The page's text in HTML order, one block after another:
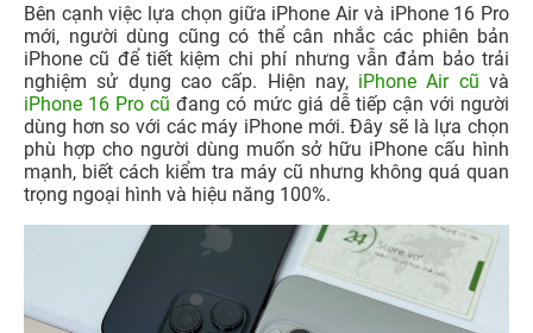
Bên cạnh việc lựa chọn giữa iPhone Air và iPhone 16 Pro
mới, người dùng cũng có thể cân nhắc các phiên bản
iPhone cũ để tiết kiệm chi phí nhưng vẫn đảm bảo trải
nghiệm sử dụng cao cấp. Hiện nay, iPhone Air cũ và
iPhone 16 Pro cũ đang có mức giá dễ tiếp cận với người
dùng hơn so với các máy iPhone mới. Đây sẽ là lựa chọn
phù hợp cho người dùng muốn sở hữu iPhone cấu hình
mạnh, biết cách kiểm tra máy cũ nhưng không quá quan
trọng ngoại hình và hiệu năng 100%.